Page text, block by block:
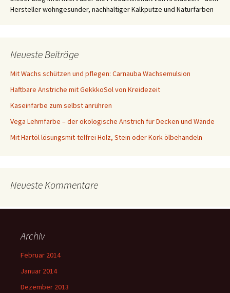
Hersteller wohngesunder, nachhaltiger Kalkputze und Naturfarben
Neueste Beiträge
Mit Wachs schützen und pflegen: Carnauba Wachsemulsion
Haftbare Anstriche mit GekkkoSol von Kreidezeit
Kaseinfarbe zum selbst anrühren
Vega Lehmfarbe – der ökologische Anstrich für Decken und Wände
Mit Hartöl lösungsmit-telfrei Holz, Stein oder Kork ölbehandeln
Neueste Kommentare
Archiv
Februar 2014
Januar 2014
Dezember 2013